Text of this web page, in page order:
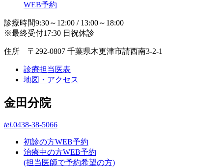
WEB予約
診療時間9:30～12:00 / 13:00～18:00
※最終受付17:30 日祝休診
住所 〒292-0807 千葉県木更津市請西南3-2-1
診療担当医表
地図・アクセス
金田分院
tel.0438-38-5066
初診の方WEB予約
治療中の方WEB予約
(担当医師で予約希望の方)